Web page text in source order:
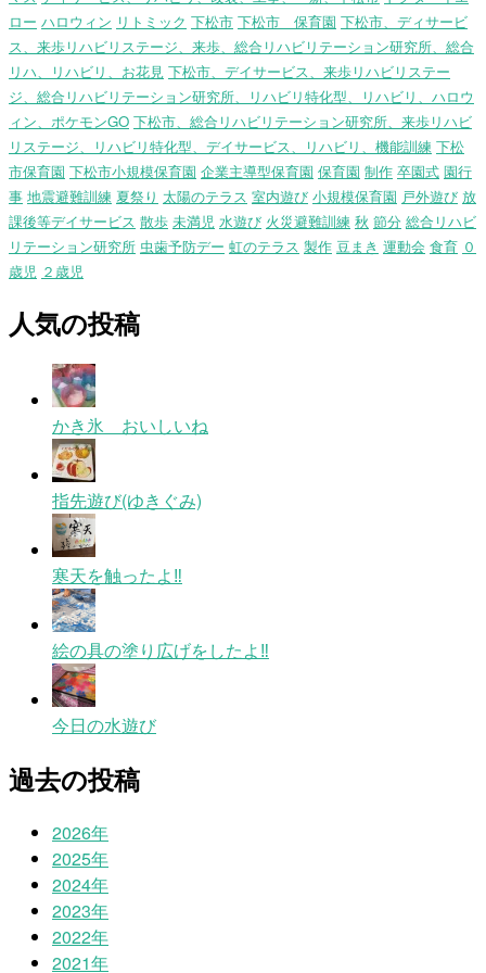
ロー ハロウィン リトミック 下松市 下松市 保育園 下松市、ディサービ
ス、来歩リハビリステージ、来歩、総合リハビリテーション研究所、総合
リハ、リハビリ、お花見 下松市、デイサービス、来歩リハビリステー
ジ、総合リハビリテーション研究所、リハビリ特化型、リハビリ、ハロウ
ィン、ポケモンGO 下松市、総合リハビリテーション研究所、来歩リハビ
リステージ、リハビリ特化型、デイサービス、リハビリ、機能訓練 下松
市保育園 下松市小規模保育園 企業主導型保育園 保育園 制作 卒園式 園行
事 地震避難訓練 夏祭り 太陽のテラス 室内遊び 小規模保育園 戸外遊び 放
課後等デイサービス 散歩 未満児 水遊び 火災避難訓練 秋 節分 総合リハビ
リテーション研究所 虫歯予防デー 虹のテラス 製作 豆まき 運動会 食育 ０
歳児 ２歳児
人気の投稿
かき氷 おいしいね
指先遊び(ゆきぐみ)
寒天を触ったよ‼
絵の具の塗り広げをしたよ‼
今日の水遊び
過去の投稿
2026年
2025年
2024年
2023年
2022年
2021年